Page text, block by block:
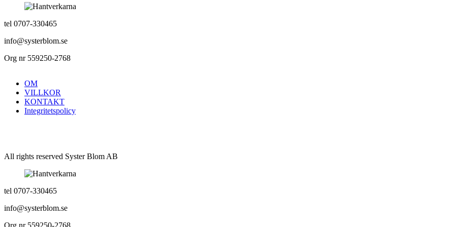
tel 0707-330465
info@systerblom.se
Org nr 559250-2768
OM
VILLKOR
KONTAKT
Integritetspolicy
All rights reserved Syster Blom AB
tel 0707-330465
info@systerblom.se
Org nr 559250-2768